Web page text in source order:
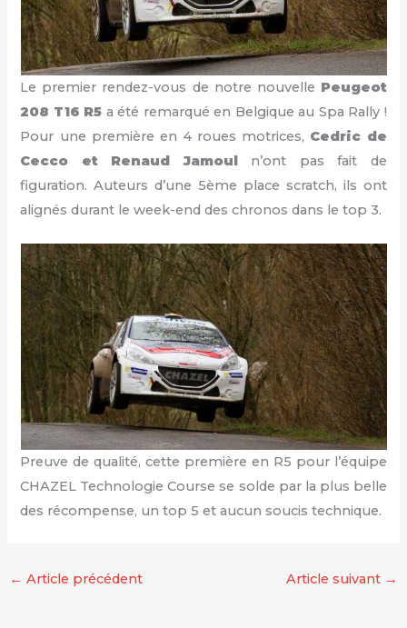
Le premier rendez-vous de notre nouvelle Peugeot
208 T16 R5 a été remarqué en Belgique au Spa Rally !
Pour une première en 4 roues motrices, Cedric de
Cecco et Renaud Jamoul n’ont pas fait de
figuration. Auteurs d’une 5ème place scratch, ils ont
alignés durant le week-end des chronos dans le top 3.
Preuve de qualité, cette première en R5 pour l’équipe
CHAZEL Technologie Course se solde par la plus belle
des récompense, un top 5 et aucun soucis technique.
← Article précédent Article suivant →